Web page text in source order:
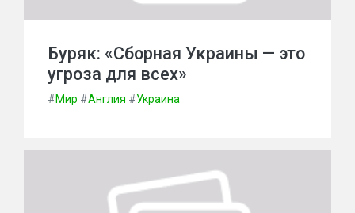
Буряк: «Сборная Украины — это
угроза для всех»
#Мир #Англия #Украина